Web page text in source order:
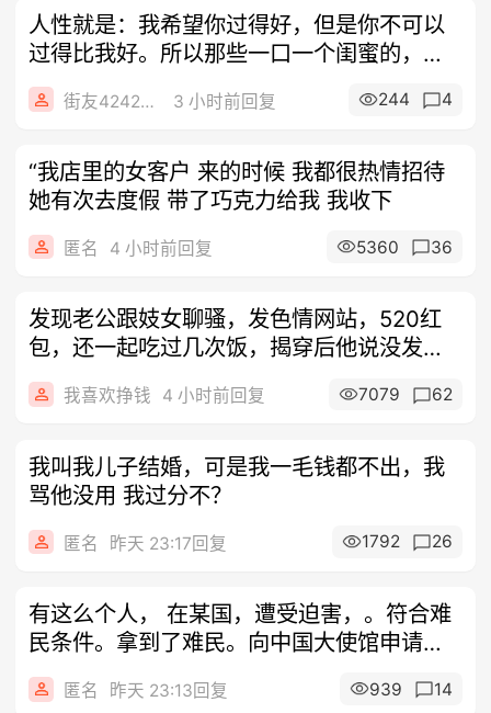
人性就是：我希望你过得好，但是你不可以
过得比我好。所以那些一口一个闺蜜的，都
是最
街友42424224 3 小时前回复 244 4
“我店里的女客户 来的时候 我都很热情招待
她有次去度假 带了巧克力给我 我收下
匿名 4 小时前回复 5360 36
发现老公跟妓女聊骚，发色情网站，520红
包，还一起吃过几次饭，揭穿后他说没发生
过
我喜欢挣钱 4 小时前回复 7079 62
我叫我儿子结婚，可是我一毛钱都不出，我
骂他没用 我过分不？
匿名 昨天 23:17回复 1792 26
有这么个人， 在某国，遭受迫害，。符合难
民条件。拿到了难民。向中国大使馆申请补
办
匿名 昨天 23:13回复 939 14